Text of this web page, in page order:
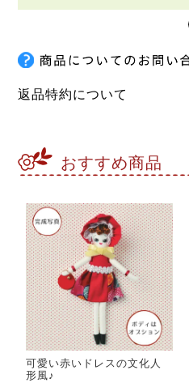
返品特約について
おすすめ商品
可愛い赤いドレスの文化人
形風♪